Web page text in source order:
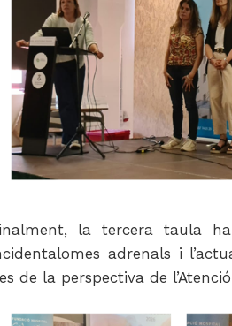
la tercera taula
adrenals i
de la perspectiva de